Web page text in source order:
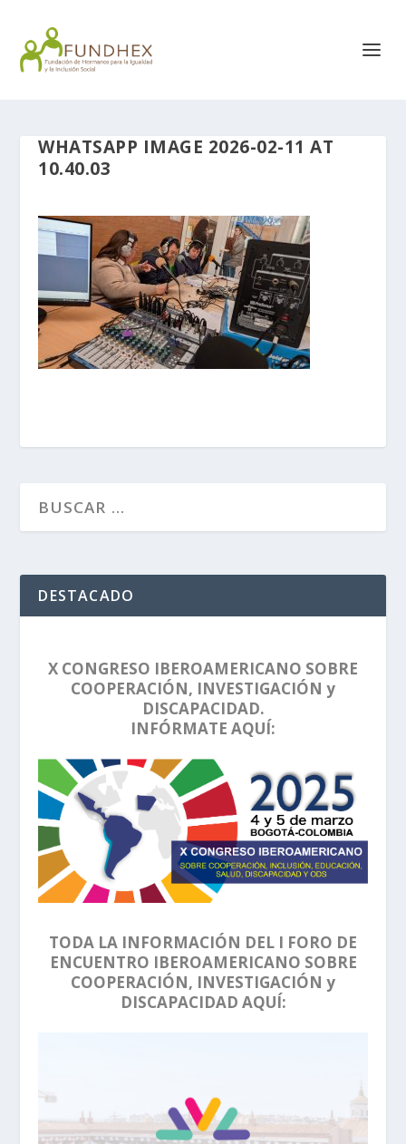
WHATSAPP IMAGE 2026-02-11 AT
10.40.03
DESTACADO
X CONGRESO IBEROAMERICANO SOBRE
COOPERACIÓN, INVESTIGACIÓN y
DISCAPACIDAD.
INFÓRMATE AQUÍ:
TODA LA INFORMACIÓN DEL I FORO DE
ENCUENTRO IBEROAMERICANO SOBRE
COOPERACIÓN, INVESTIGACIÓN y
DISCAPACIDAD AQUÍ: